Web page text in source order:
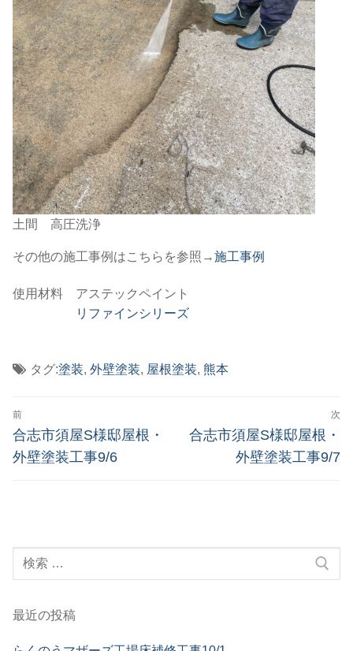
土間 高圧洗浄
その他の施工事例はこちらを参照→施工事例
使用材料 アステックペイント
リファインシリーズ
タグ:塗装, 外壁塗装, 屋根塗装, 熊本
投
稿
ナ
シ
ン
前
前
の
合志市須屋S様邸屋根・
外壁塗装工事9/6
次
次
合志市須屋S様邸屋根・
外壁塗装工事9/7
最近の投稿